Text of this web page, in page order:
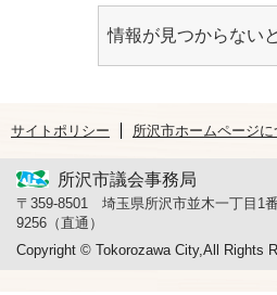
情報が見つからない
サイトポリシー 所沢市ホームページに
所沢市議会事務局
〒359-8501 埼玉県所沢市並木一丁目1
9256（直通）
Copyright © Tokorozawa City,All Rights